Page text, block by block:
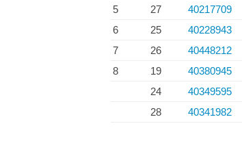
5
27 40217709
6
25 40228943
7
26 40448212
8
19 40380945
24
40349595
28
40341982